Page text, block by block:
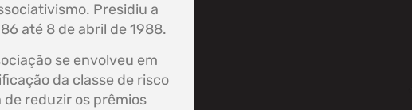
Presidiu a
até 8 de abril de 1988.
se envolveu em
da classe de risco
reduzir os prêmios